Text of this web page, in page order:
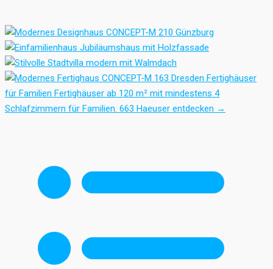
Fertighäuser
für Familien Fertighäuser ab 120 m² mit mindestens 4
Schlafzimmern für Familien. 663 Haeuser entdecken →